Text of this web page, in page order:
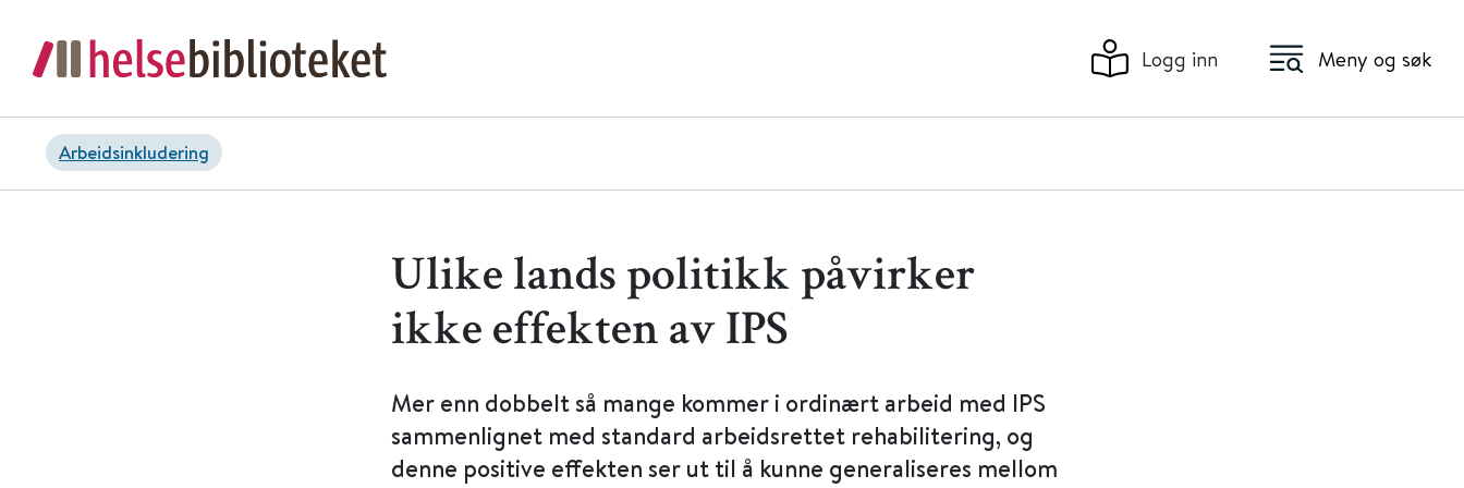
Logg inn Meny og søk
Arbeidsinkludering
Ulike lands politikk påvirker
ikke effekten av IPS
Mer enn dobbelt så mange kommer i ordinært arbeid med IPS
sammenlignet med standard arbeidsrettet rehabilitering, og
denne positive effekten ser ut til å kunne generaliseres mellom